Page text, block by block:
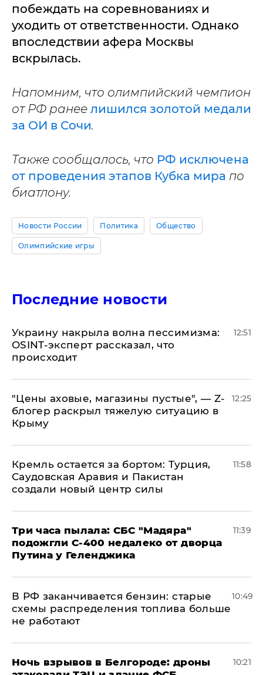
побеждать на соревнованиях и
уходить от ответственности. Однако
впоследствии афера Москвы
вскрылась.
Напомним, что олимпийский чемпион
от РФ ранее лишился золотой медали
за ОИ в Сочи.
Также сообщалось, что РФ исключена
от проведения этапов Кубка мира по
биатлону.
Новости России Политика Общество
Олимпийские игры
Последние новости
​Украину накрыла волна пессимизма:
OSINT-эксперт рассказал, что
происходит
12:51
​"Цены аховые, магазины пустые", — Z-
блогер раскрыл тяжелую ситуацию в
Крыму
12:25
​Кремль остается за бортом: Турция,
Саудовская Аравия и Пакистан
создали новый центр силы
11:58
Три часа пылала: СБС "Мадяра"
подожгли С-400 недалеко от дворца
Путина у Геленджика
11:39
​В РФ заканчивается бензин: старые
схемы распределения топлива больше
не работают
10:49
​Ночь взрывов в Белгороде: дроны
10:21